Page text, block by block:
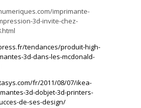
imprimante-
3d-invite-chez-
tendances/produit-high-
3d-dans-les-mcdonald-
fr/2011/08/07/ikea-
3d-dobjet-3d-printers-
de-ses-design/